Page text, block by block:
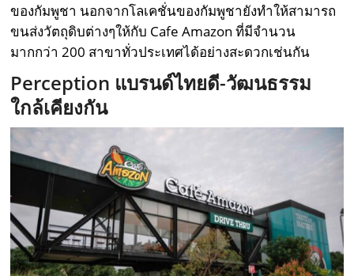
ของกัมพูชา นอกจากโลเคชั่นของกัมพูชายังทำให้สามารถ
ขนส่งวัตถุดิบต่างๆให้กับ Cafe Amazon ที่มีจำนวน
มากกว่า 200 สาขาทั่วประเทศได้อย่างสะดวกเช่นกัน
Perception แบรนด์ไทยดี-วัฒนธรรม
ใกล้เคียงกัน